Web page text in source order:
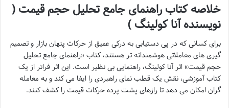
خلاصه کتاب راهنمای جامع تحلیل حجم قیمت (
نویسنده آنا کولینگ )
برای کسانی که در پی دستیابی به درکی عمیق از حرکات پنهان بازار و تصمیم
گیری های معاملاتی هوشمندانه تر هستند، کتاب «راهنمای جامع تحلیل
حجم قیمت» اثر آنا کولینگ، راهنمایی بی نظیر است. این اثر فراتر از یک
کتاب آموزشی، نقش یک قطب نمای راهبردی را ایفا می کند و به معامله
گران امکان می دهد تا رازهای پشت پرده حرکات قیمت را کشف کنند.